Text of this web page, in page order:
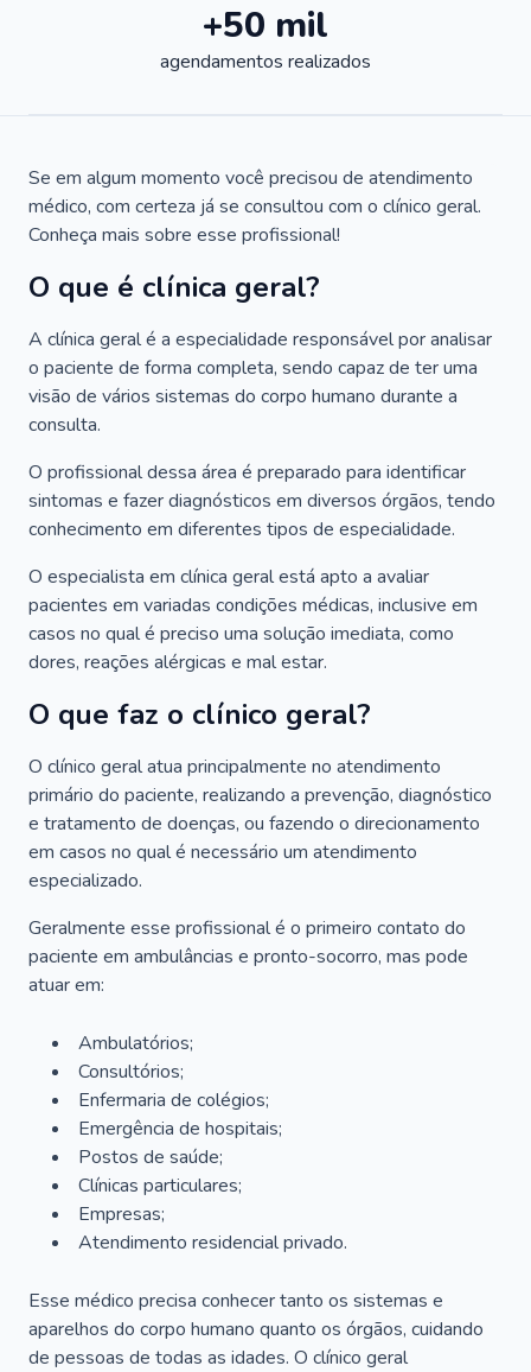
+50 mil
agendamentos realizados
Se em algum momento você precisou de atendimento
médico, com certeza já se consultou com o clínico geral.
Conheça mais sobre esse profissional!
O que é clínica geral?
A clínica geral é a especialidade responsável por analisar
o paciente de forma completa, sendo capaz de ter uma
visão de vários sistemas do corpo humano durante a
consulta.
O profissional dessa área é preparado para identificar
sintomas e fazer diagnósticos em diversos órgãos, tendo
conhecimento em diferentes tipos de especialidade.
O especialista em clínica geral está apto a avaliar
pacientes em variadas condições médicas, inclusive em
casos no qual é preciso uma solução imediata, como
dores, reações alérgicas e mal estar.
O que faz o clínico geral?
O clínico geral atua principalmente no atendimento
primário do paciente, realizando a prevenção, diagnóstico
e tratamento de doenças, ou fazendo o direcionamento
em casos no qual é necessário um atendimento
especializado.
Geralmente esse profissional é o primeiro contato do
paciente em ambulâncias e pronto-socorro, mas pode
atuar em:
Ambulatórios;
Consultórios;
Enfermaria de colégios;
Emergência de hospitais;
Postos de saúde;
Clínicas particulares;
Empresas;
Atendimento residencial privado.
Esse médico precisa conhecer tanto os sistemas e
aparelhos do corpo humano quanto os órgãos, cuidando
de pessoas de todas as idades. O clínico geral